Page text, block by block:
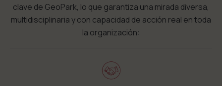
clave de GeoPark, lo que garantiza una mirada diversa,
multidisciplinaria y con capacidad de acción real en toda
la organización: